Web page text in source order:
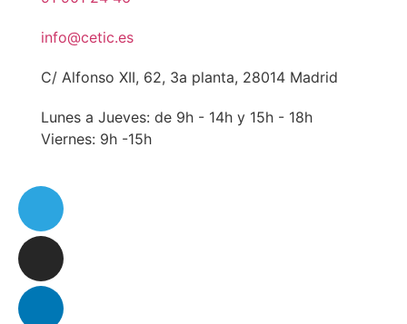
info@cetic.es
C/ Alfonso XII, 62, 3a planta, 28014 Madrid
Lunes a Jueves: de 9h - 14h y 15h - 18h
Viernes: 9h -15h